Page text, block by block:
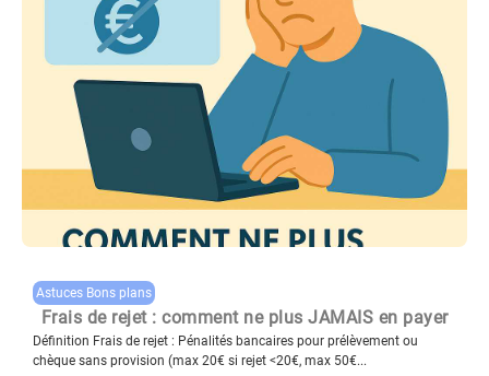
Astuces Bons plans
Frais de rejet : comment ne plus JAMAIS en payer
Définition Frais de rejet : Pénalités bancaires pour prélèvement ou
chèque sans provision (max 20€ si rejet <20€, max 50€...